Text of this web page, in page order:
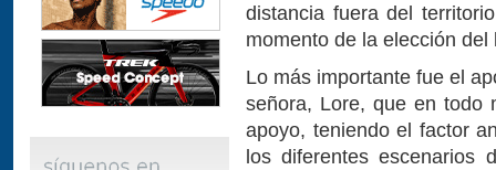
distancia fuera del
momento de la elección del
Lo más importante fue el
señora, Lore, que en todo
apoyo, teniendo el factor
los diferentes escenarios